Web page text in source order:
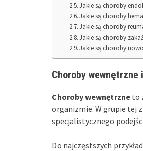
Jakie są choroby
Jakie są choroby
Jakie są choroby
Jakie są choroby
Jakie są choroby
Choroby wewnętrzne
Choroby wewnętrzne to
organizmie. W grupie tej
specjalistycznego
Do najczęstszych